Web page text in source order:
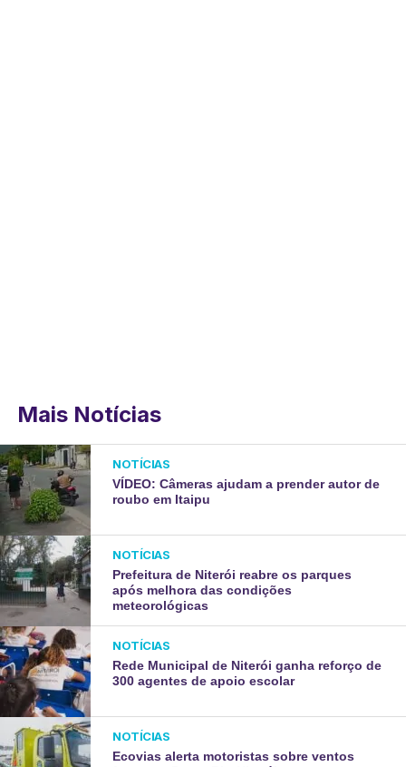
Mais Notícias
NOTÍCIAS
VÍDEO: Câmeras ajudam a prender autor de
roubo em Itaipu
NOTÍCIAS
Prefeitura de Niterói reabre os parques
após melhora das condições
meteorológicas
NOTÍCIAS
Rede Municipal de Niterói ganha reforço de
300 agentes de apoio escolar
NOTÍCIAS
Ecovias alerta motoristas sobre ventos